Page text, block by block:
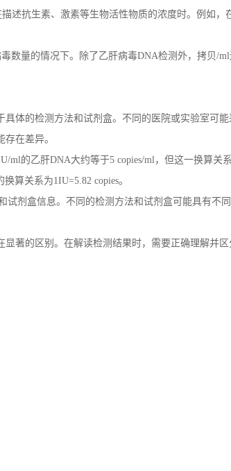
述抗生素、激素等生物活性物质的浓度时。例如
数量的情况下。除了乙肝病毒DNA检测外，拷贝/
体的检测方法和试剂盒。不同的医院或实验室可
在差异。
ml的乙肝DNA大约等于5 copies/ml，但这一换算关
算关系为1IU=5.82 copies。
剂盒信息。不同的检测方法和试剂盒可能具有不
著的区别。在解读检测结果时，需要正确理解并